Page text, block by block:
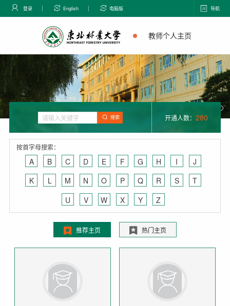
登录 English 电脑版 导航
教师个人主页
搜索 开通人数： 280
按首字母搜索：
A B C D E F G H I
J
K
L M N O P Q R S
T
U
V W X Y Z
推荐主页 热门主页